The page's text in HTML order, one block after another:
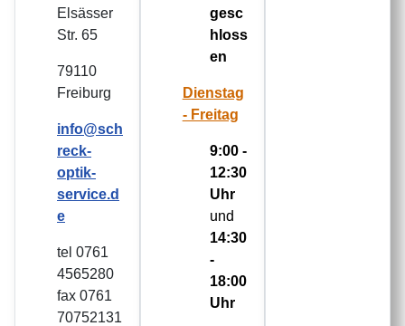
Elsässer
Str. 65
79110
Freiburg
info@sch
reck-
optik-
service.d
e
tel 0761
4565280
fax 0761
70752131
gesc
hloss
en
Dienstag
- Freitag
9:00 -
12:30
Uhr
und
14:30
-
18:00
Uhr